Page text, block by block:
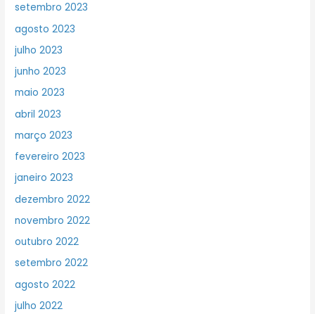
setembro 2023
agosto 2023
julho 2023
junho 2023
maio 2023
abril 2023
março 2023
fevereiro 2023
janeiro 2023
dezembro 2022
novembro 2022
outubro 2022
setembro 2022
agosto 2022
julho 2022